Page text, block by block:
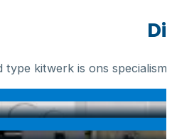
type kitwerk is ons